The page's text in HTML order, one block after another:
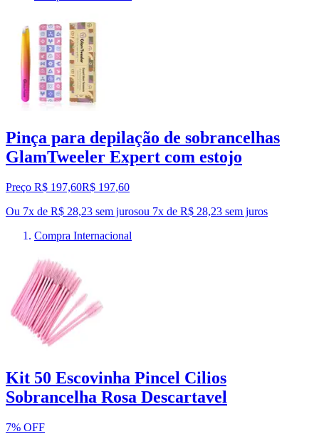
Pinça para depilação de sobrancelhas
GlamTweeler Expert com estojo
Preço R$ 197,60R$ 197,60
Ou 7x de R$ 28,23 sem jurosou 7x de R$ 28,23 sem juros
Compra Internacional
Kit 50 Escovinha Pincel Cilios
Sobrancelha Rosa Descartavel
7% OFF